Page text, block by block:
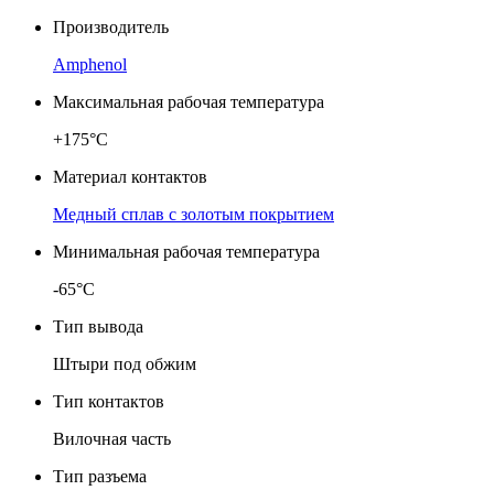
Производитель
Amphenol
Максимальная рабочая температура
+175°C
Материал контактов
Медный сплав с золотым покрытием
Минимальная рабочая температура
-65°C
Тип вывода
Штыри под обжим
Тип контактов
Вилочная часть
Тип разъема